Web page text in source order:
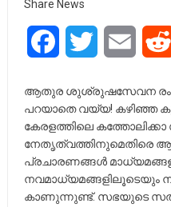
Share News
FacebookTwitter Email
ആതുര ശുശ്രുഷസേവന
പറയാതെ വയ്യ! ​കഴിഞ്ഞ
കേരളത്തിലെ
നേതൃത്വത്തിനുമെതിരെ
പ്രചാരണങ്ങൾ
നവമാധ്യമങ്ങളിലൂടെയും
കാണുന്നുണ്ട്. സഭയുടെ